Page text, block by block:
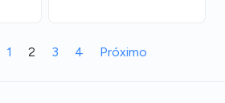
1 2 3 4 Próximo